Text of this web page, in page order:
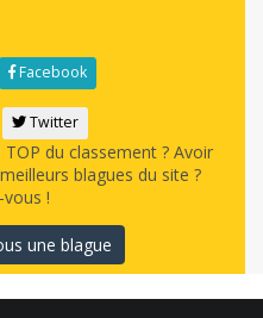
Facebook
Twitter
du classement ? Avoir
blagues du site ?
!
une blague